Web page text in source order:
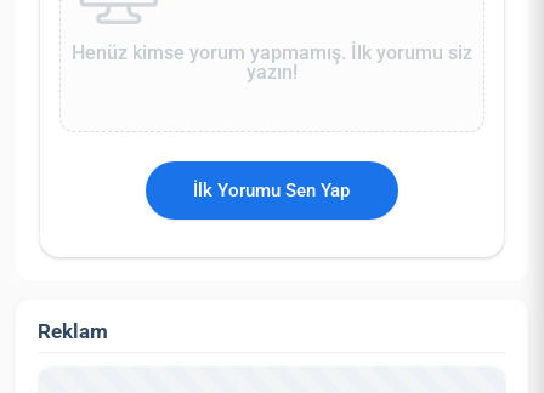
Henüz kimse yorum yapmamış. İlk yorumu siz
yazın!
İlk Yorumu Sen Yap
Reklam